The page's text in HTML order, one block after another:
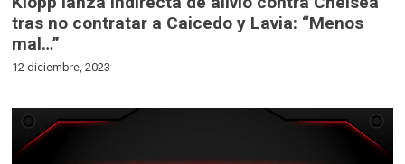
tras no contratar a Caicedo y Lavia: “Menos
mal…”
12 diciembre, 2023